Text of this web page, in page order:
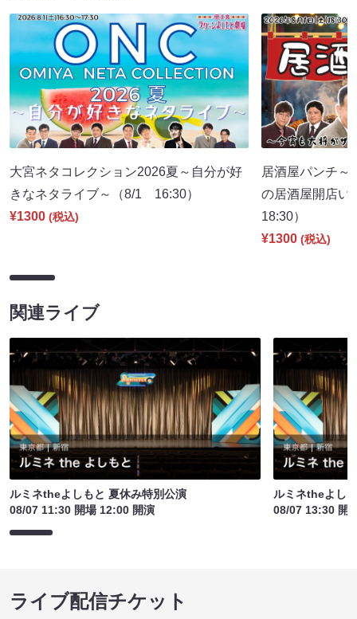
大宮ネタコレクション2026夏～自分が好
きなネタライブ～（8/1 16:30）
¥1300 (税込)
居酒屋パンチ～
の居酒屋開店
18:30）
¥1300 (税込)
関連ライブ
ルミネtheよしもと 夏休み特別公演
08/07 11:30 開場 12:00 開演
ルミネtheよし
08/07 13:30 開
ライブ配信チケット